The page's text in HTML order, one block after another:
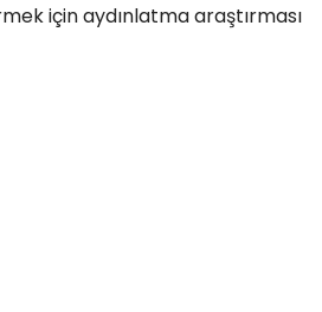
için aydınlatma araştırması